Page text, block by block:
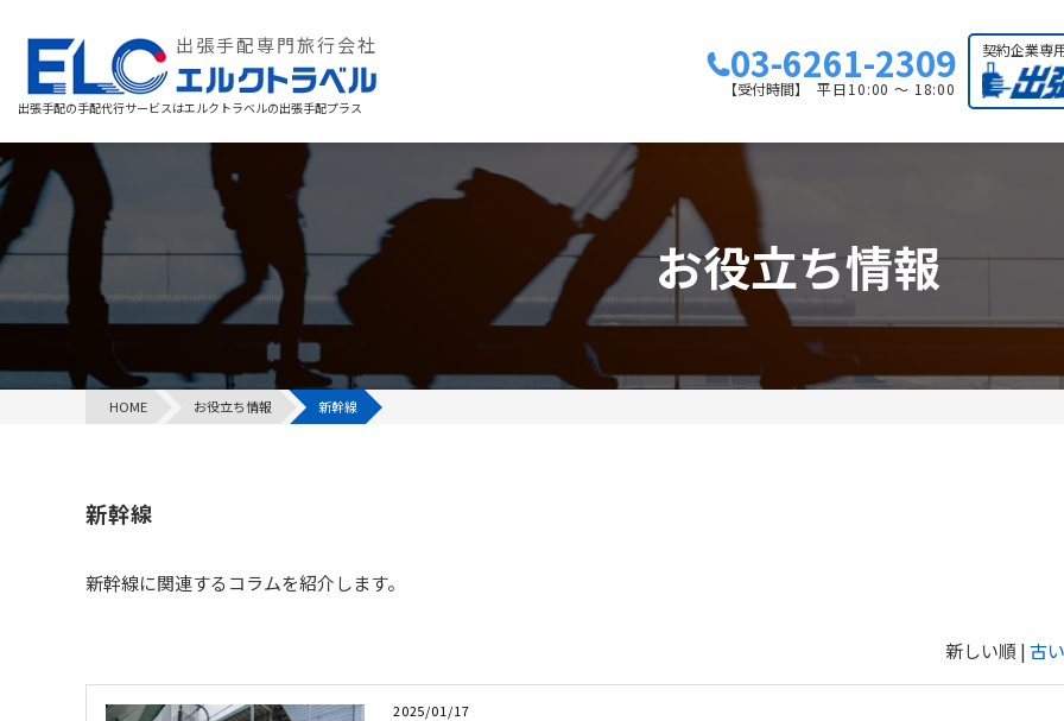
出張手配専門旅行会社
出張手配の手配代行サービスはエルクトラベルの出張手配プラス
03-6261-2309
【受付時間】 平日10:00 ～ 18:00
契約企業専
お役立ち情報
HOME お役立ち情報 新幹線
新幹線
新幹線に関連するコラムを紹介します。
新しい順 | 古
2025/01/17